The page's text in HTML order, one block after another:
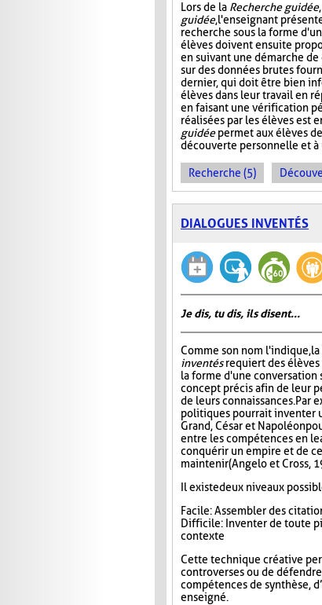
Lors de la Recherche guidée
guidée, l'enseignant
recherche sous la forme
élèves doivent ensuite
en suivant une démarche
sur des données brutes
dernier, qui doit être bien
élèves dans leur travail en
en faisant une vérification
réalisées par les élèves est
guidéepermet aux élèves
découverte personnelle et à
Recherche (5)
DIALOGUES INVENTÉS
Je dis, tu dis, ils disent...
Comme son nom l'indique,
inventésrequiert des
la forme d'une conversation
concept précis afin de leur
de leurs connaissances. Par
politiques pourrait inventer
Grand, César et Napoléon
entre les compétences en
conquérir un empire et de
maintenir (Angelo et Cross,
Il existe deux niveaux
Facile : Assembler des
Difficile : Inventer de toute
contexte
Cette technique créative
controverses ou de
compétences de synthèse,
enseigné.